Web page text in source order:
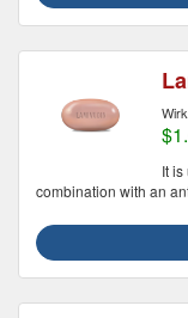
It
combination with an